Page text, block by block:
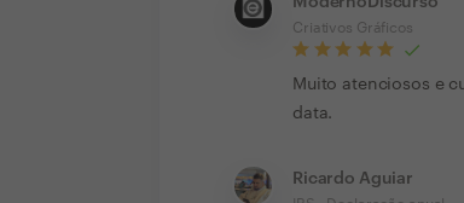
Criativos Gráficos
Muito atenciosos e
data.
Ricardo Aguiar